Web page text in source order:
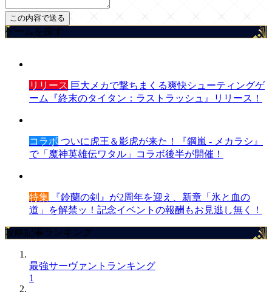
ゲームを探す
リリース 巨大メカで撃ちまくる爽快シューティングゲ
ーム『終末のタイタン：ラストラッシュ』リリース！
コラボ ついに虎王＆影虎が来た！『鋼嵐 - メカラシ』
で「魔神英雄伝ワタル」コラボ後半が開催！
特集 『鈴蘭の剣』が2周年を迎え、新章「氷と血の
道」を解禁ッ！記念イベントの報酬もお見逃し無く！
攻略記事ランキング
最強サーヴァントランキング
1